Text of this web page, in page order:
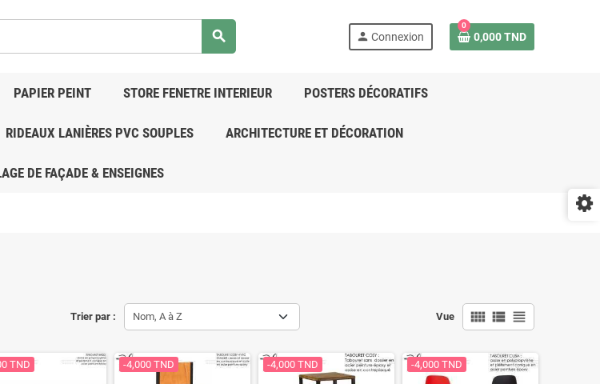
search person Connexion
0
0,000 TND
PAPIER PEINT STORE FENETRE INTERIEUR POSTERS DÉCORATIFS
RIDEAUX LANIÈRES PVC SOUPLES ARCHITECTURE ET DÉCORATION
DE FAÇADE & ENSEIGNES
Trier par : Nom, A à Z Vue view_comfy view_list view_headline
TND -4,000 TND -4,000 TND -4,000 TND